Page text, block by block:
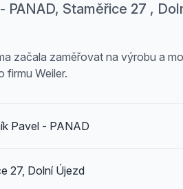
PANAD, Staměřice 27 ,
začala zaměřovat na výrobu a
firmu Weiler.
Pavel - PANAD
27, Dolní Újezd